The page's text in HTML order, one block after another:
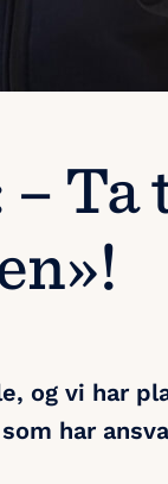
og vi har
har